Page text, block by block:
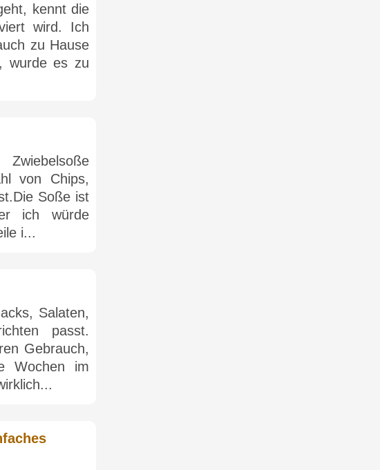
kennt die
wird. Ich
zu Hause
wurde es zu
von Chips,
Soße ist
ich würde
i...
Salaten,
passt.
Gebrauch,
Wochen im